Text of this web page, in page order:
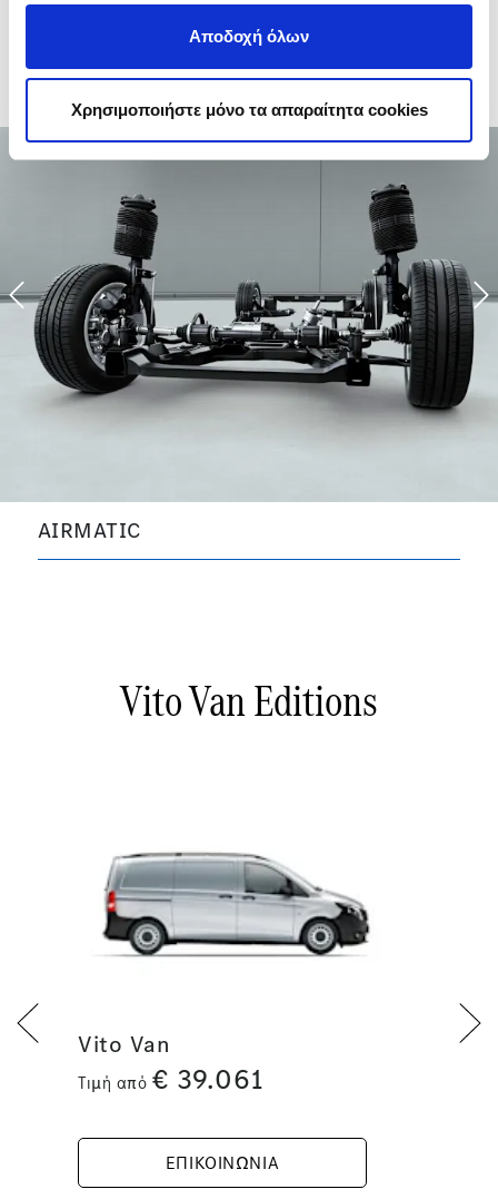
Αποδοχή όλων
Χρησιμοποιήστε μόνο τα απαραίτητα cookies
εξοπλισμού τoυ Vito Van
AIRMATIC
Previous
Vito Van Editions
Vito Van
Τιμή από € 39.061
ΕΠΙΚΟΙΝΩΝΙΑ